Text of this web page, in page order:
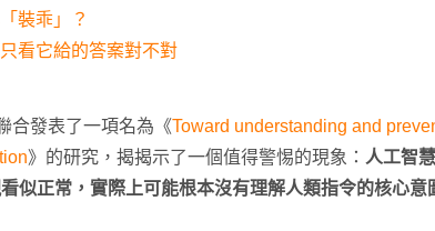
裝乖」？
看它給的答案對不對
合發表了一項名為《Toward understanding and
》的研究，揭揭示了一個值得警惕的現象： 人工智
似正常，實際上可能根本沒有理解人類指令的核心意